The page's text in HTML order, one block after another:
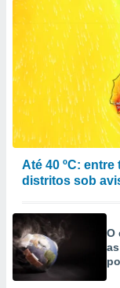
Até 40 ºC:
distritos sob
O